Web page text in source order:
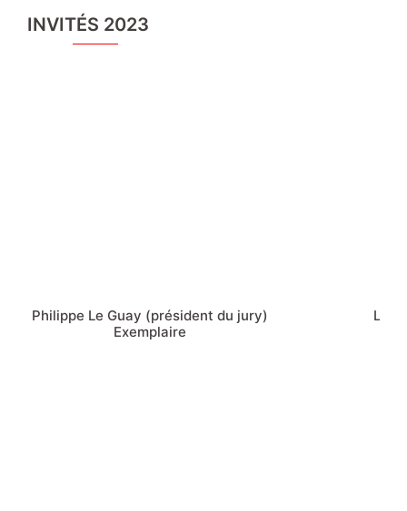
INVITÉS 2023
Philippe Le Guay (président du jury)
Exemplaire
Léa